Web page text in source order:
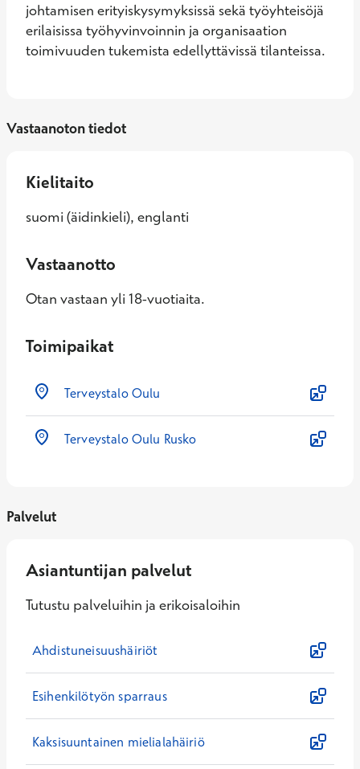
johtamisen erityiskysymyksissä sekä työyhteisöjä
erilaisissa työhyvinvoinnin ja organisaation
toimivuuden tukemista edellyttävissä tilanteissa.
Vastaanoton tiedot
Kielitaito
suomi (äidinkieli), englanti
Vastaanotto
Otan vastaan yli 18-vuotiaita.
Toimipaikat
Terveystalo Oulu
Terveystalo Oulu Rusko
Palvelut
Asiantuntijan palvelut
Tutustu palveluihin ja erikoisaloihin
Ahdistuneisuushäiriöt
Esihenkilötyön sparraus
Kaksisuuntainen mielialahäiriö